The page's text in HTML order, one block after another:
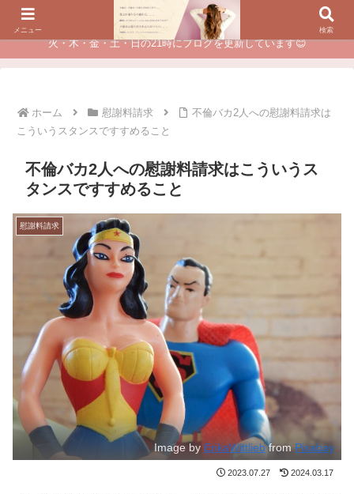
夫に不倫されたつらい経験が、あなたのチャンスに変わるカウンセリング
火・木・金・土・日の21時にブログを更新しています😊
ホーム 慰謝料請求
不倫バカ2人への慰謝料請求は
こういうスタンスですすめること
不倫バカ2人への慰謝料請求はこういうス
タンスですすめること
慰謝料請求
Image by ErikaWittliebfromPixabay
2023.07.27 2024.03.17
メニュー 検索